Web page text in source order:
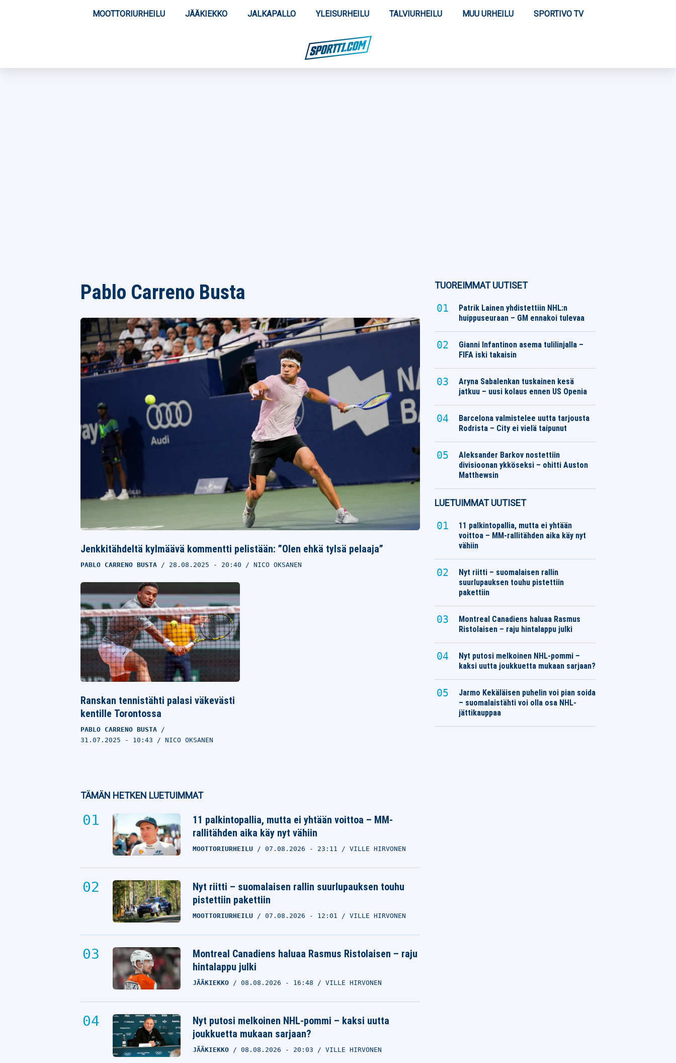
MOOTTORIURHEILU JÄÄKIEKKO JALKAPALLO YLEISURHEILU TALVIURHEILU MUU URHEILU SPORTIVO TV
Pablo Carreno Busta
Jenkkitähdeltä kylmäävä kommentti pelistään: ”Olen ehkä tylsä pelaaja”
PABLO CARRENO BUSTA 28.08.2025 - 20:40 NICO OKSANEN
Ranskan tennistähti palasi väkevästi
kentille Torontossa
PABLO CARRENO BUSTA
31.07.2025 - 10:43 NICO OKSANEN
TÄMÄN HETKEN LUETUIMMAT
11 palkintopallia, mutta ei yhtään voittoa – MM-
rallitähden aika käy nyt vähiin
MOOTTORIURHEILU 07.08.2026 - 23:11 VILLE HIRVONEN
Nyt riitti – suomalaisen rallin suurlupauksen touhu
pistettiin pakettiin
MOOTTORIURHEILU 07.08.2026 - 12:01 VILLE HIRVONEN
Montreal Canadiens haluaa Rasmus Ristolaisen – raju
hintalappu julki
JÄÄKIEKKO 08.08.2026 - 16:48 VILLE HIRVONEN
Nyt putosi melkoinen NHL-pommi – kaksi uutta
joukkuetta mukaan sarjaan?
JÄÄKIEKKO 08.08.2026 - 20:03 VILLE HIRVONEN
TUOREIMMAT UUTISET
Patrik Lainen yhdistettiin NHL:n
huippuseuraan – GM ennakoi tulevaa
Gianni Infantinon asema tulilinjalla –
FIFA iski takaisin
Aryna Sabalenkan tuskainen kesä
jatkuu – uusi kolaus ennen US Openia
Barcelona valmistelee uutta tarjousta
Rodrista – City ei vielä taipunut
Aleksander Barkov nostettiin
divisioonan ykköseksi – ohitti Auston
Matthewsin
LUETUIMMAT UUTISET
11 palkintopallia, mutta ei yhtään
voittoa – MM-rallitähden aika käy nyt
vähiin
Nyt riitti – suomalaisen rallin
suurlupauksen touhu pistettiin
pakettiin
Montreal Canadiens haluaa Rasmus
Ristolaisen – raju hintalappu julki
Nyt putosi melkoinen NHL-pommi –
kaksi uutta joukkuetta mukaan sarjaan?
Jarmo Kekäläisen puhelin voi pian soida
– suomalaistähti voi olla osa NHL-
jättikauppaa